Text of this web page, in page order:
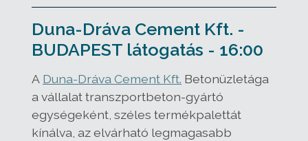
Duna-Dráva Cement Kft. -
BUDAPEST látogatás - 16:00
A Duna-Dráva Cement Kft. Betonüzletága
a vállalat transzportbeton-gyártó
egységeként, széles termékpalettát
kínálva, az elvárható legmagasabb